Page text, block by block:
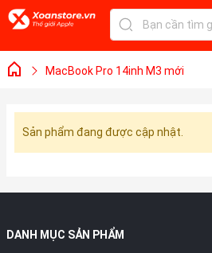
MacBook Pro 14inh M3 mới
Sản phẩm đang được cập nhật.
DANH MỤC SẢN PHẨM